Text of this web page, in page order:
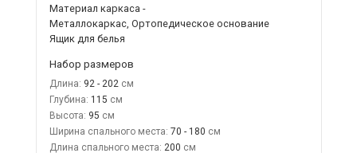
Материал каркаса -
Металлокаркас, Ортопедическое основание
Ящик для белья
Набор размеров
Длина: 92 - 202
Глубина: 115
Высота: 95
Ширина спального места: 70 - 180
Длина спального места: 200